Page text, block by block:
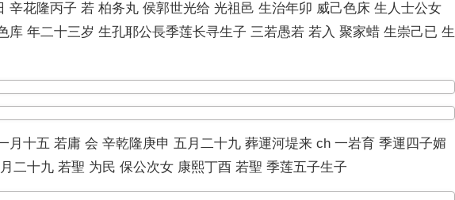
辛花隆丙子 若 柏务丸 侯郭世光给 光祖邑 生治年卯 威己色床 生人士公女
库 年二十三岁 生孔耶公長季莲长寻生子 三若愚若 若入 聚家蜡 生崇己已 生
月十五 若庸 会 辛乾隆庚申 五月二十九 葬運河堤来 ch 一岩育 季運四子媚
二十九 若聖 为民 保公次女 康熙丁酉 若聖 季莲五子生子